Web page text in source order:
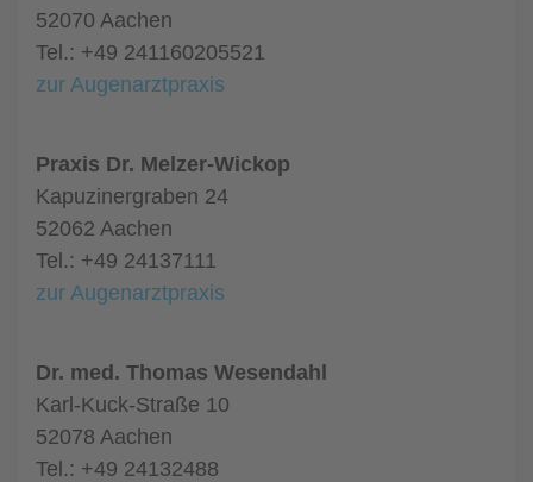
52070 Aachen
Tel.: +49 241160205521
zur Augenarztpraxis
Praxis Dr. Melzer-Wickop
Kapuzinergraben 24
52062 Aachen
Tel.: +49 24137111
zur Augenarztpraxis
Dr. med. Thomas Wesendahl
Karl-Kuck-Straße 10
52078 Aachen
Tel.: +49 24132488